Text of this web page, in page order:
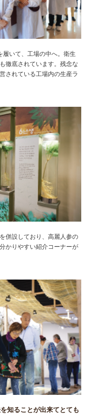
履いて、工場の中へ。衛生
徹底されています。残念な
されている工場内の生産ラ
併設しており、高麗人参の
かりやすい紹介コーナーが
知ることが出来てとても